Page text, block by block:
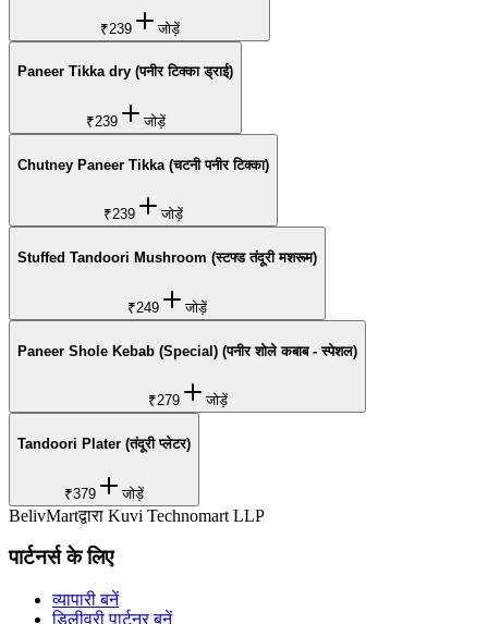
₹239 जोड़ें
Paneer Tikka dry (पनीर टिक्का ड्राई)
₹239 जोड़ें
Chutney Paneer Tikka (चटनी पनीर टिक्का)
₹239 जोड़ें
Stuffed Tandoori Mushroom (स्टफ्ड तंदूरी मशरूम)
₹249 जोड़ें
Paneer Shole Kebab (Special) (पनीर शोले कबाब - स्पेशल)
₹279 जोड़ें
Tandoori Plater (तंदूरी प्लेटर)
₹379 जोड़ें
BelivMartद्वारा Kuvi Technomart LLP
पार्टनर्स के लिए
व्यापारी बनें
डिलीवरी पार्टनर बनें